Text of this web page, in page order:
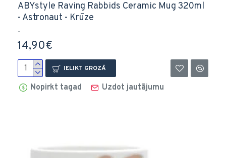
ABYstyle Raving Rabbids Ceramic Mug 320ml
- Astronaut - Krūze
..
14,90€
IELIKT GROZĀ
Nopirkt tagad Uzdot jautājumu